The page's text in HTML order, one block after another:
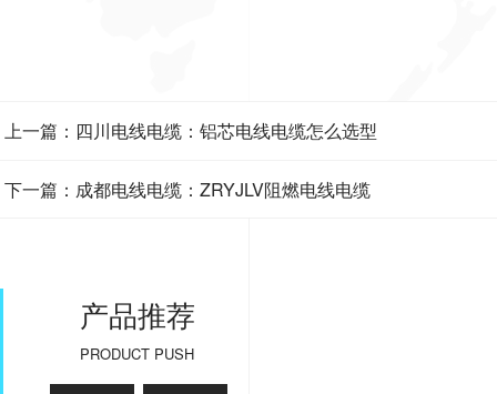
上一篇：四川电线电缆：铝芯电线电缆怎么选型
下一篇：成都电线电缆：ZRYJLV阻燃电线电缆
产品推荐
PRODUCT PUSH